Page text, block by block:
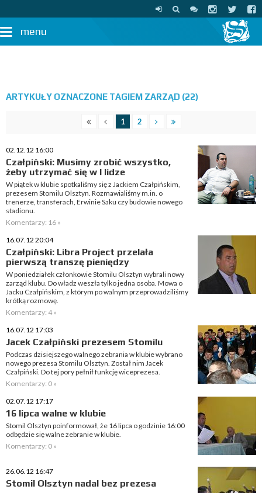
menu
ARTYKUŁY OZNACZONE TAGIEM ZARZĄD (22)
1 2
02.12.12 16:00
Czałpiński: Musimy zrobić wszystko,
żeby utrzymać się w I lidze
W piątek w klubie spotkaliśmy się z Jackiem Czałpińskim,
prezesem Stomilu Olsztyn. Rozmawialiśmy m.in. o
trenerze, transferach, Erwinie Saku czy budowie nowego
stadionu.
Komentarzy: 16 »
16.07.12 20:04
Czałpiński: Libra Project przelała
pierwszą transzę pieniędzy
W poniedziałek członkowie Stomilu Olsztyn wybrali nowy
zarząd klubu. Do władz weszła tylko jedna osoba. Mowa o
Jacku Czałpińskim, z którym po walnym przeprowadziliśmy
krótką rozmowę.
Komentarzy: 4 »
16.07.12 17:03
Jacek Czałpiński prezesem Stomilu
Podczas dzisiejszego walnego zebrania w klubie wybrano
nowego prezesa Stomilu Olsztyn. Został nim Jacek
Czałpiński. Do tej pory pełnił funkcję wiceprezesa.
Komentarzy: 0 »
02.07.12 17:17
16 lipca walne w klubie
Stomil Olsztyn poinformował, że 16 lipca o godzinie 16:00
odbędzie się walne zebranie w klubie.
Komentarzy: 0 »
26.06.12 16:47
Stomil Olsztyn nadal bez prezesa